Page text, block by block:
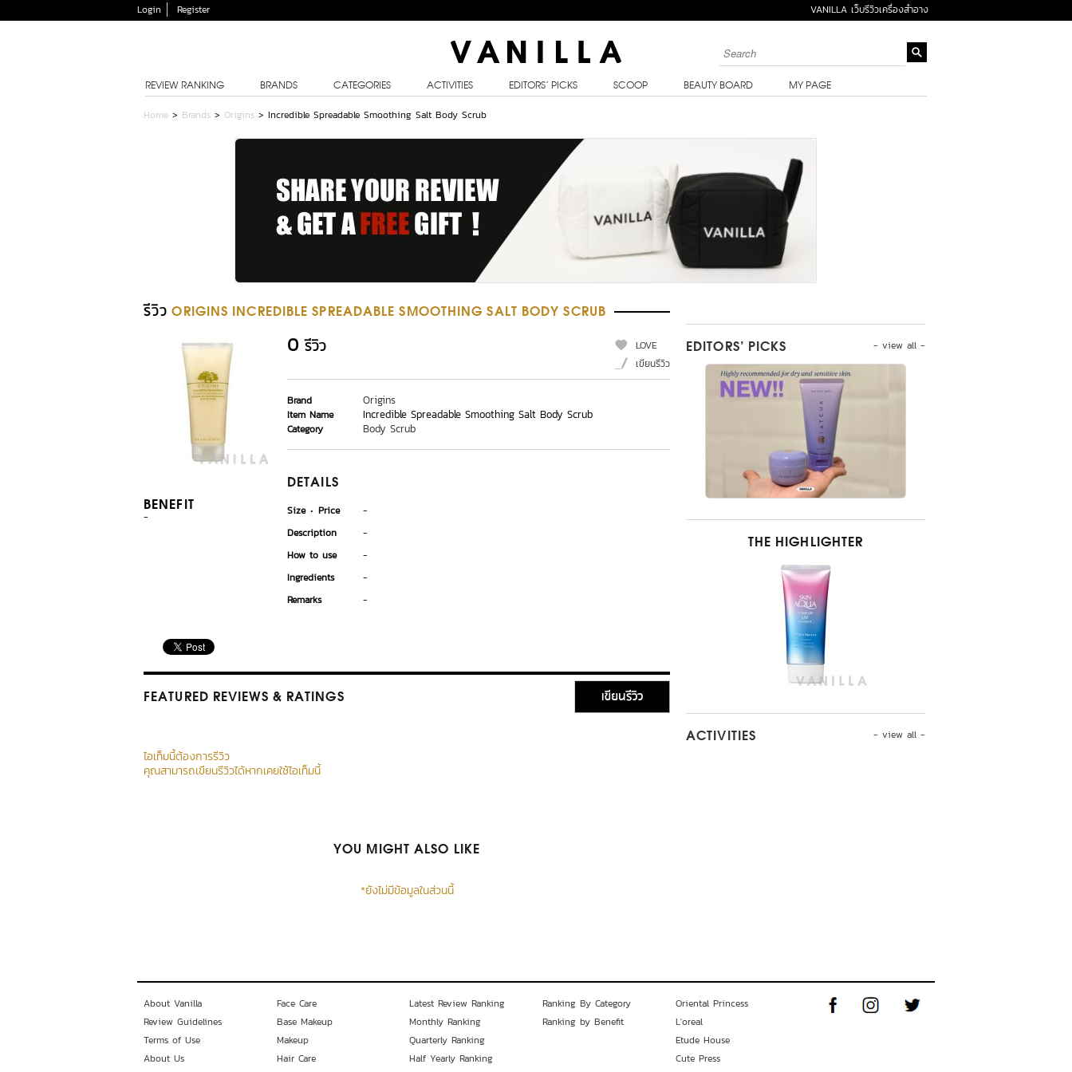
Login Register VANILLA เว็บรีวิวเครื่องสำอาง
REVIEW RANKING BRANDS CATEGORIES ACTIVITIES EDITORS’ PICKS SCOOP BEAUTY BOARD MY PAGE
Home > Brands > Origins > Incredible Spreadable Smoothing Salt Body Scrub
รีวิว ORIGINS INCREDIBLE SPREADABLE SMOOTHING SALT BODY SCRUB
BENEFIT
-
0 รีวิว
LOVE
เขียนรีวิว
Brand Origins
Item Name Incredible Spreadable Smoothing Salt Body Scrub
Category Body Scrub
DETAILS
Size Price
-
Description
-
How to use
-
Ingredients
-
Remarks
-
FEATURED REVIEWS & RATINGS เขียนรีวิว
ไอเท็มนี้ต้องการรีวิว
คุณสามารถเขียนรีวิวได้หากเคยใช้ไอเท็มนี้
YOU MIGHT ALSO LIKE
*ยังไม่มีข้อมูลในส่วนนี้
- view all -
EDITORS’ PICKS
THE HIGHLIGHTER
- view all -
ACTIVITIES
About Vanilla
Review Guidelines
Terms of Use
About Us
Face Care
Base Makeup
Makeup
Hair Care
Latest Review Ranking
Monthly Ranking
Quarterly Ranking
Half Yearly Ranking
Ranking By Category
Ranking by Benefit
Oriental Princess
L'oreal
Etude House
Cute Press